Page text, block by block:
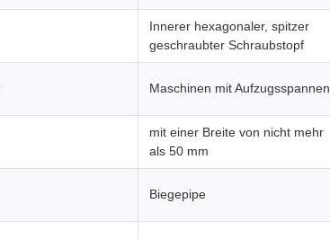
Innerer hexagonaler, spitzer
geschraubter Schraubstopf
Maschinen mit Aufzugsspannen
mit einer Breite von nicht mehr
als 50 mm
Biegepipe